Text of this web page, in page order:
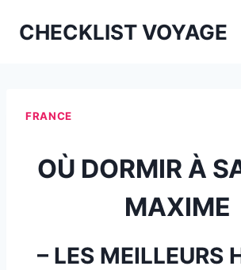
CHECKLIST VOYAGE
FRANCE
OÙ DORMIR À
MAXIME
– LES MEILLEURS